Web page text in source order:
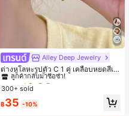
Alley Deep Jewelry
ต่างหูโลหะรูปตัว C 1 คู่ เคลือบหยดสีเห
ลือง ลายจุดสีน้ำเงิน สไตล์ยุโรปและอเม
ริกัน แฟชั่นส่วนตัว หวานและสง่างาม
ดินทาง งานแต่งงาน ปาร์ตี้ วันเกิด ของ
#1 ขายดี ใน โบโฮ ต่างหูผู้หญิง
ลูกค้ากลับมาซื้อซ้ำ!
เกือบหมดแล้ว!
#1 ขายดี ใน โบโฮ ต่างหูผู้หญิง
ลูกค้ากลับมาซื้อซ้ำ!
เกือบหมดแล้ว!
#1 ขายดี ใน โบโฮ ต่างหูผู้หญิง
ลูกค้ากลับมาซื้อซ้ำ!
เกือบหมดแล้ว!
#1 ขายดี
ใน โบโฮ ต่างหูผู้หญิง
300+ sold
฿35 -10%